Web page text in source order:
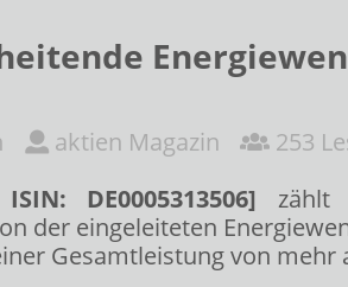
aktien Magazin
253
DE0005313506] zählt
der eingeleiteten
Gesamtleistung von mehr